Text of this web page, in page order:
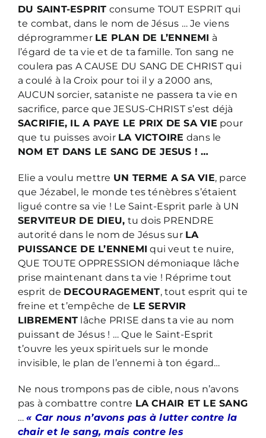
DU SAINT-ESPRIT consume TOUT ESPRIT qui
te combat, dans le nom de Jésus … Je viens
déprogrammer LE PLAN DE L’ENNEMI à
l’égard de ta vie et de ta famille. Ton sang ne
coulera pas A CAUSE DU SANG DE CHRIST qui
a coulé à la Croix pour toi il y a 2000 ans,
AUCUN sorcier, sataniste ne passera ta vie en
sacrifice, parce que JESUS-CHRIST s’est déjà
SACRIFIE, IL A PAYE LE PRIX DE SA VIE pour
que tu puisses avoir LA VICTOIRE dans le
NOM ET DANS LE SANG DE JESUS ! …
Elie a voulu mettre UN TERME A SA VIE, parce
que Jézabel, le monde tes ténèbres s’étaient
ligué contre sa vie ! Le Saint-Esprit parle à UN
SERVITEUR DE DIEU, tu dois PRENDRE
autorité dans le nom de Jésus sur LA
PUISSANCE DE L’ENNEMI qui veut te nuire,
QUE TOUTE OPPRESSION démoniaque lâche
prise maintenant dans ta vie ! Réprime tout
esprit de DECOURAGEMENT, tout esprit qui te
freine et t’empêche de LE SERVIR
LIBREMENT lâche PRISE dans ta vie au nom
puissant de Jésus ! … Que le Saint-Esprit
t’ouvre les yeux spirituels sur le monde
invisible, le plan de l’ennemi à ton égard…
Ne nous trompons pas de cible, nous n’avons
pas à combattre contre LA CHAIR ET LE SANG
…« Car nous n’avons pas à lutter contre la
chair et le sang, mais contre les